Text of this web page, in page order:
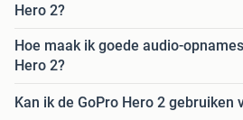
Hero 2?
Hoe maak ik goede audio-
Hero 2?
Kan ik de GoPro Hero 2 gebruiken